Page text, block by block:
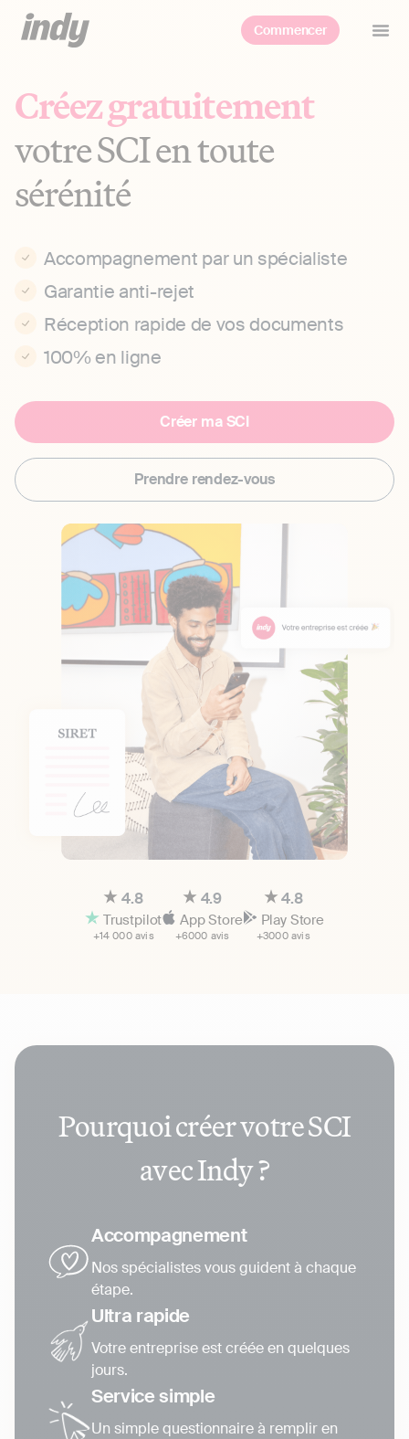
Commencer
Créez gratuitement
votre SCI en toute
sérénité
Accompagnement par un spécialiste
Garantie anti-rejet
Réception rapide de vos documents
100% en ligne
Créer ma SCI
Prendre rendez-vous
4.8
Trustpilot
+14 000 avis
4.9
App Store
+6000 avis
4.8
Play Store
+3000 avis
Pourquoi créer votre SCI
avec Indy ?
Accompagnement
Nos spécialistes vous guident à chaque
étape.
Ultra rapide
Votre entreprise est créée en quelques
jours.
Service simple
Un simple questionnaire à remplir en